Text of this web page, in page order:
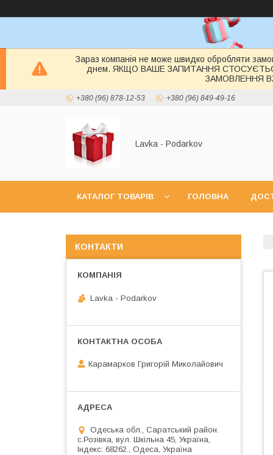
Зараз компанія не може швидко обробляти
днем. ЯКЩО ВАШЕ ЗАПИТАННЯ
ЗАМОВЛЕННЯ
+380 (96) 878-12-53 +380 (96) 849-49-16
Lavka - Podarkov
КАТАЛОГ ТОВАРІВ ГОЛОВНА
КОНТАКТИ
Lavka - Podarkov
Карамарков Григорій Миколайович
Одеська обл., Саратський район.
с.Розівка, вул. Шкільна 45, Україна,
Індекс: 68262., Одеса, Україна